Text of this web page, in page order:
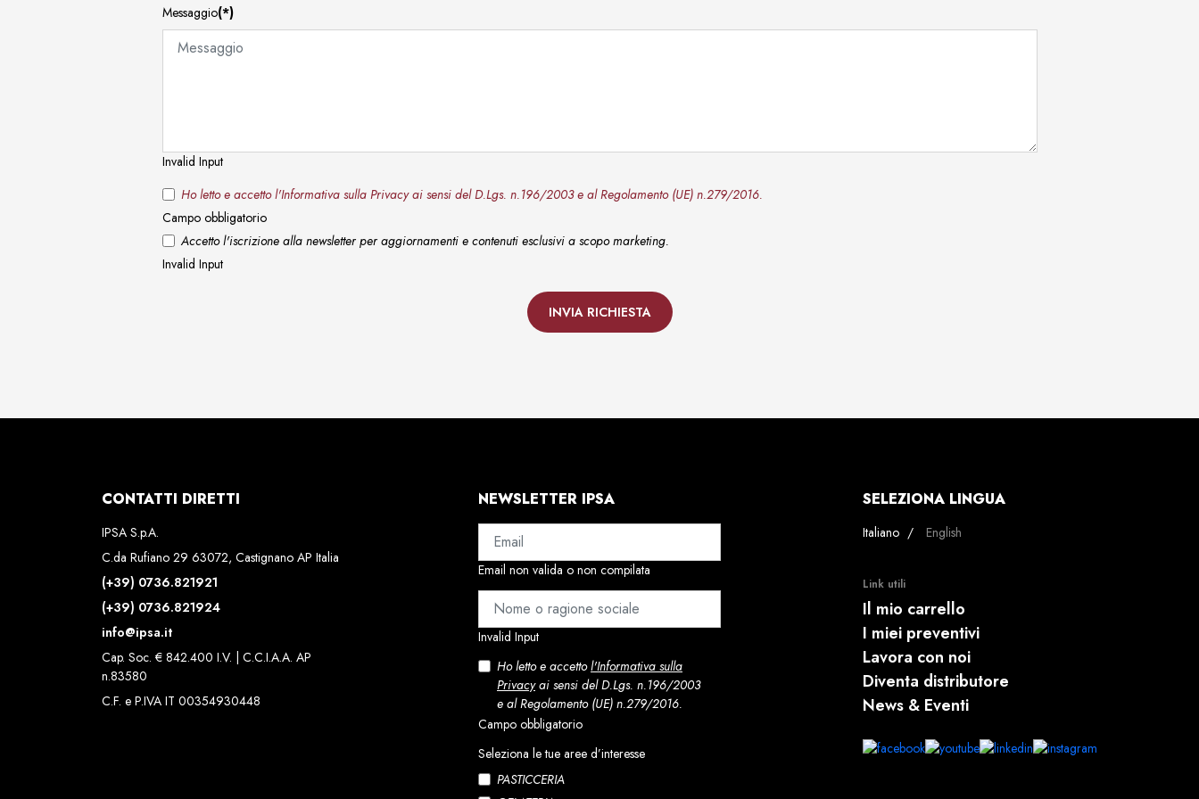
Messaggio(*)
Invalid Input
Ho letto e accetto l'Informativa sulla Privacy ai sensi del D.Lgs. n.196/2003 e al Regolamento (UE) n.279/2016.
Campo obbligatorio
Accetto l'iscrizione alla newsletter per aggiornamenti e contenuti esclusivi a scopo marketing.
Invalid Input
INVIA RICHIESTA
CONTATTI DIRETTI
IPSA S.p.A.
C.da Rufiano 29 63072, Castignano AP Italia
(+39) 0736.821921
(+39) 0736.821924
info@ipsa.it
Cap. Soc. € 842.400 I.V. | C.C.I.A.A. AP
n.83580
C.F. e P.IVA IT 00354930448
NEWSLETTER IPSA
Email non valida o non compilata
Invalid Input
Ho letto e accettol'Informativa sulla
Privacyai sensi del D.Lgs. n.196/2003
e al Regolamento (UE) n.279/2016.
Campo obbligatorio
Seleziona le tue aree d’interesse
PASTICCERIA
SELEZIONA LINGUA
Seleziona la tua lingua
Italiano English
Link utili
Il mio carrello
I miei preventivi
Lavora con noi
Diventa distributore
News & Eventi